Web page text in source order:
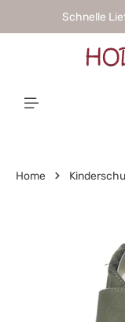
springenSchnelle
Home
Bildergalerie